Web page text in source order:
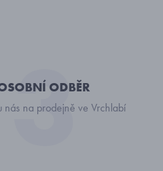
ODBĚR
nás na prodejně ve Vrchlabí